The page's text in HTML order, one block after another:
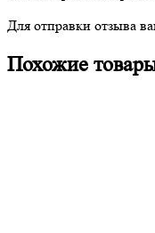
Для отправки отзыва
Похожие